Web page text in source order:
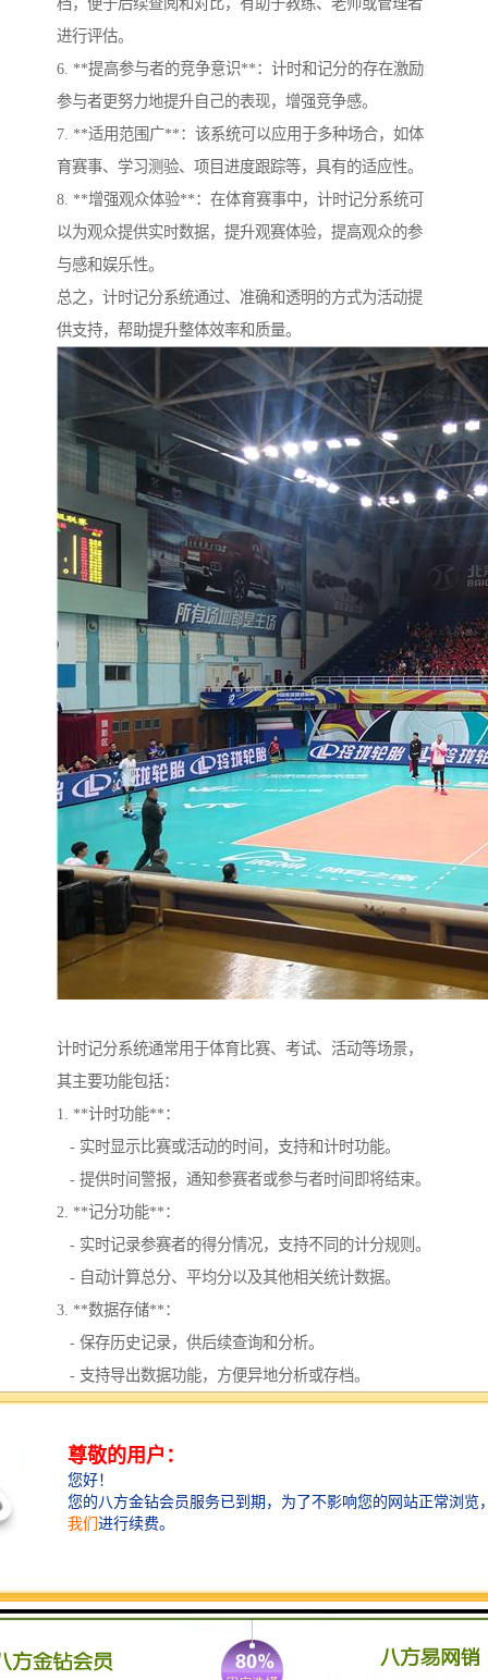
档，便于后续查阅和对比，有助于教练、老师或管理者
进行评估。
6. **提高参与者的竞争意识**：计时和记分的存在激励
参与者更努力地提升自己的表现，增强竞争感。
7. **适用范围广**：该系统可以应用于多种场合，如体
育赛事、学习测验、项目进度跟踪等，具有的适应性。
8. **增强观众体验**：在体育赛事中，计时记分系统可
以为观众提供实时数据，提升观赛体验，提高观众的参
与感和娱乐性。
总之，计时记分系统通过、准确和透明的方式为活动提
供支持，帮助提升整体效率和质量。
计时记分系统通常用于体育比赛、考试、活动等场景，
其主要功能包括：
1. **计时功能**：
- 实时显示比赛或活动的时间，支持和计时功能。
- 提供时间警报，通知参赛者或参与者时间即将结束。
2. **记分功能**：
- 实时记录参赛者的得分情况，支持不同的计分规则。
- 自动计算总分、平均分以及其他相关统计数据。
3. **数据存储**：
- 保存历史记录，供后续查询和分析。
- 支持导出数据功能，方便异地分析或存档。
4. **多用户支持**：
- 支持多名参赛者或参与者的同步计时和记分。
- 提供不同用户角色的访问权限管理，如裁判、记录员
和参与者。
- 支持不同设备的访问，如电脑、平板和手机。
- 可以与其他相关系统（如直播系统、**系统）进行集